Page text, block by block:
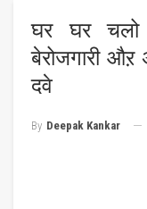
घर घर चलो
बेरोजगारी औऱ
दवे
By Deepak Kankar